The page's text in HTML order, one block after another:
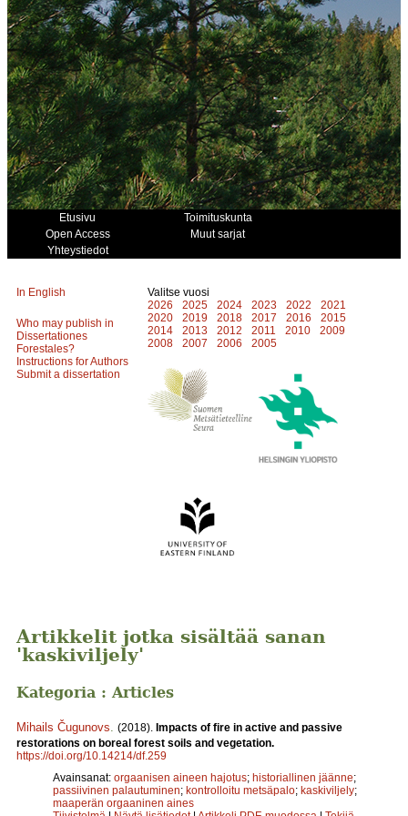
Etusivu
Toimituskunta
Open Access
Muut sarjat
Yhteystiedot
In English
Who may publish in
Dissertationes
Forestales?
Instructions for Authors
Submit a dissertation
Valitse vuosi
2026
2025 2024 2023 2022
2021
2020
2019 2018 2017 2016
2015
2014
2013 2012 2011 2010
2009
2008
2007 2006 2005
Artikkelit jotka sisältää sanan
'kaskiviljely'
Kategoria : Articles
Mihails Čugunovs (2018). Impacts of fire in active and passive
restorations on boreal forest soils and vegetation.
https://doi.org/10.14214/df.259
Avainsanat: orgaanisen aineen hajotus; historiallinen jäänne;
passiivinen palautuminen; kontrolloitu metsäpalo; kaskiviljely;
maaperän orgaaninen aines